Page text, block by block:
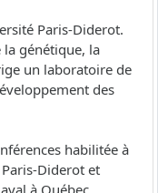
Paris-Diderot.
génétique, la
un laboratoire de
des
habilitée à
Diderot et